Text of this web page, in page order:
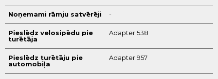
Noņemami rāmju satvērēji -
Pieslēdz velosipēdu pie
turētāja
Adapter 538
Pieslēdz turētāju pie
automobiļa
Adapter 957